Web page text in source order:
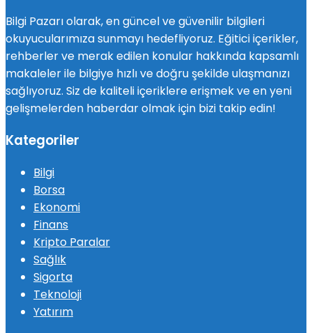
Bilgi Pazarı olarak, en güncel ve güvenilir bilgileri
okuyucularımıza sunmayı hedefliyoruz. Eğitici içerikler,
rehberler ve merak edilen konular hakkında kapsamlı
makaleler ile bilgiye hızlı ve doğru şekilde ulaşmanızı
sağlıyoruz. Siz de kaliteli içeriklere erişmek ve en yeni
gelişmelerden haberdar olmak için bizi takip edin!
Kategoriler
Bilgi
Borsa
Ekonomi
Finans
Kripto Paralar
Sağlık
Sigorta
Teknoloji
Yatırım